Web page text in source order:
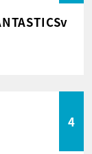
4